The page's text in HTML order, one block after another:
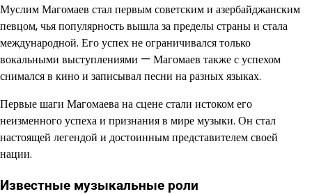
Муслим Магомаев стал первым советским и азербайджанским
певцом, чья популярность вышла за пределы страны и стала
международной. Его успех не ограничивался только
вокальными выступлениями — Магомаев также с успехом
снимался в кино и записывал песни на разных языках.
Первые шаги Магомаева на сцене стали истоком его
неизменного успеха и признания в мире музыки. Он стал
настоящей легендой и достоинным представителем своей
нации.
Известные музыкальные роли